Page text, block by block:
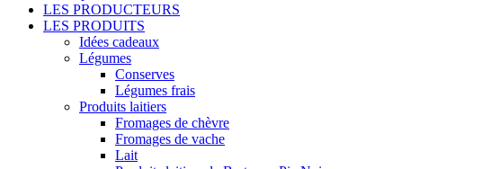
LES PRODUCTEURS
LES PRODUITS
Idées cadeaux
Légumes
Conserves
Légumes frais
Produits laitiers
Fromages de chèvre
Fromages de vache
Lait